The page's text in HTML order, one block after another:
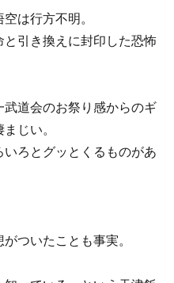
は行方不明。
引き換えに封印した恐怖
道会のお祭り感からのギ
じい。
ろとグッとくるものがあ
ついたことも事実。